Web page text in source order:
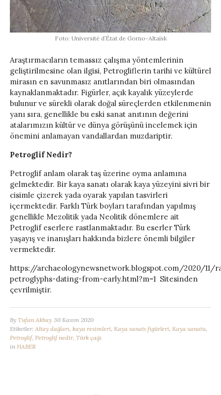
Foto: Université d’État de Gorno-Altaïsk
Araştırmacıların temassız çalışma yöntemlerinin
geliştirilmesine olan ilgisi, Petrogliflerin tarihi ve kültürel
mirasın en savunmasız anıtlarından biri olmasından
kaynaklanmaktadır. Figürler, açık kayalık yüzeylerde
bulunur ve sürekli olarak doğal süreçlerden etkilenmenin
yanı sıra, genellikle bu eski sanat anıtının değerini
atalarımızın kültür ve dünya görüşünü incelemek için
önemini anlamayan vandallardan muzdariptir.
Petroglif Nedir?
Petroglif anlam olarak taş üzerine oyma anlamına
gelmektedir. Bir kaya sanatı olarak kaya yüzeyini sivri bir
cisimle çizerek yada oyarak yapılan tasvirleri
içermektedir. Farklı Türk boyları tarafından yapılmış
genellikle Mezolitik yada Neolitik dönemlere ait
Petroglif eserlere rastlanmaktadır. Bu eserler Türk
yaşayış ve inanışları hakkında bizlere önemli bilgiler
vermektedir.
https://archaeologynewsnetwork.blogspot.com/2020/11/
petroglyphs-dating-from-early.html?m=1 Sitesinden
çevrilmiştir.
By Tufan Akbay 30 Kasım 2020
Etiketler: Altay dağları, kaya resimleri, Kaya sanatı figürleri, Kaya sanatu,
Petroglif, Petroglif nedir, Türk çağı
in HABER